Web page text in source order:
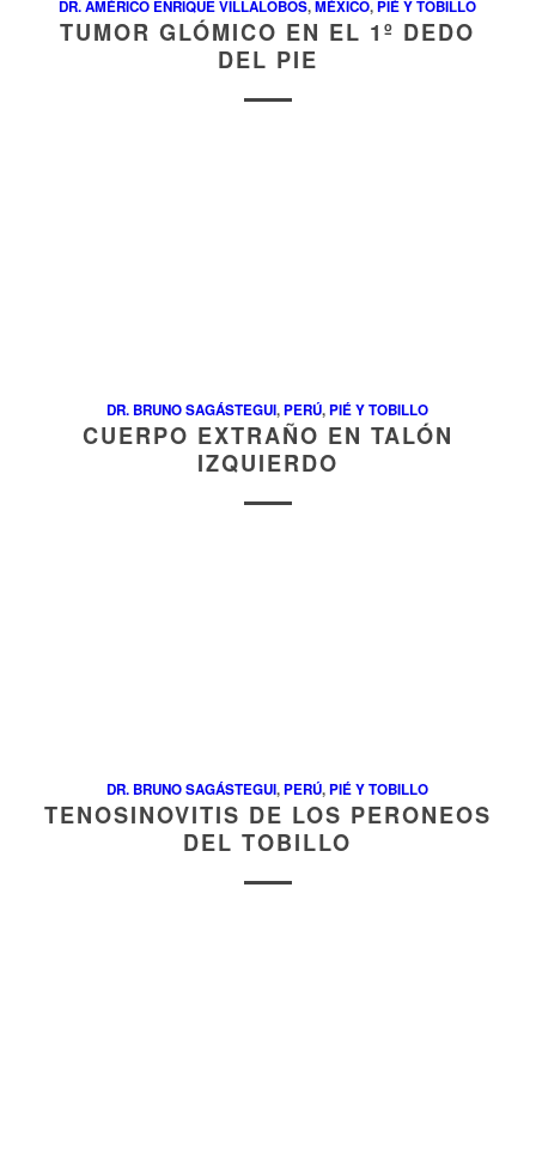
DR. AMÉRICO ENRIQUE VILLALOBOS,MÉXICO,PIÉ Y TOBILLO
TUMOR GLÓMICO EN EL 1º DEDO
DEL PIE
DR. BRUNO SAGÁSTEGUI,PERÚ,PIÉ Y TOBILLO
CUERPO EXTRAÑO EN TALÓN
IZQUIERDO
DR. BRUNO SAGÁSTEGUI,PERÚ,PIÉ Y TOBILLO
TENOSINOVITIS DE LOS PERONEOS
DEL TOBILLO